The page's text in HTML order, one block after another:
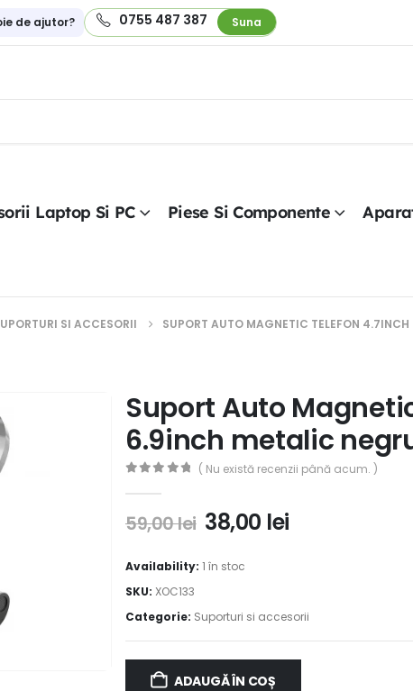
de ajutor? 0755 487 387 Suna
Laptop Si PC Piese Si Componente
SI ACCESORII SUPORT AUTO MAGNETIC TELEFON
Suport Auto
6.9inch metalic
( Nu există recenzii până acum. )
59,00lei 38,00 lei
Availability: 1 în stoc
SKU: XOC133
Categorie: Suporturi si accesorii
ADAUGĂ ÎN COȘ